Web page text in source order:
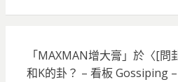
「MAXMAN增大膏 」於〈[問
和K的卦？ – 看板 Gossiping